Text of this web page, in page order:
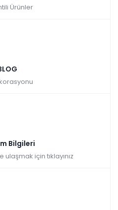
Ürünler
Bilgileri
için tıklayınız